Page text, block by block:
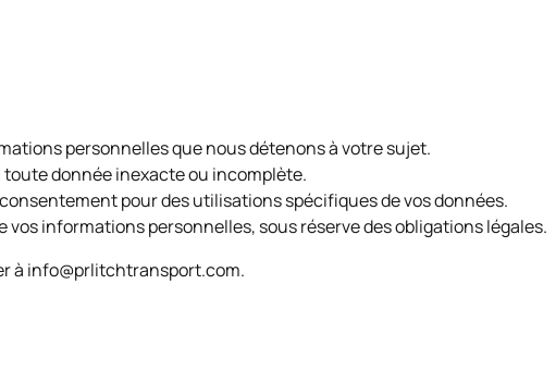
personnelles que nous détenons à votre sujet.
donnée inexacte ou incomplète.
pour des utilisations spécifiques de vos données.
vos informations personnelles, sous réserve des obligations légales.
à info@prlitchtransport.com.